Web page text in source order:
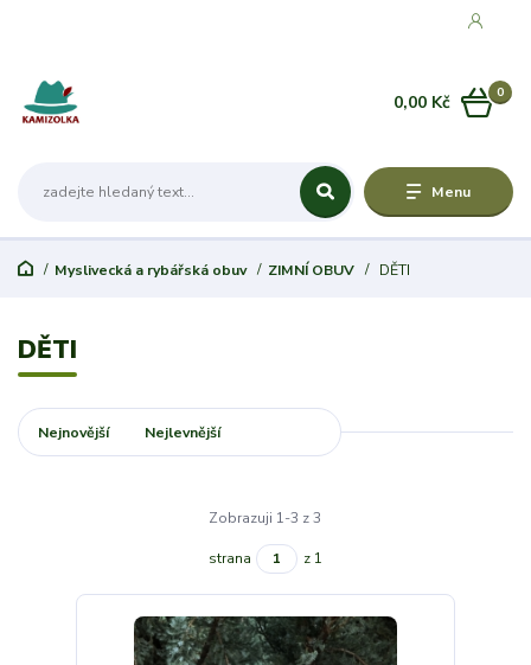
Menu
0
0,00 Kč
Myslivecká a rybářská obuv ZIMNÍ OBUV DĚTI
DĚTI
Nejnovější Nejlevnější
Zobrazuji 1-3 z 3
strana z 1